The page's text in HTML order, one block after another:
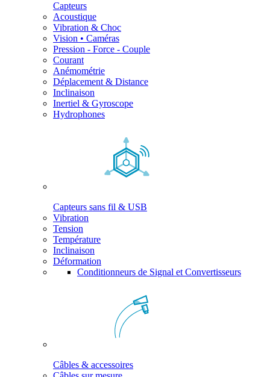
Capteurs
Acoustique
Vibration & Choc
Vision • Caméras
Pression - Force - Couple
Courant
Anémométrie
Déplacement & Distance
Inclinaison
Inertiel & Gyroscope
Hydrophones
Capteurs sans fil & USB
Vibration
Tension
Température
Inclinaison
Déformation
Conditionneurs de Signal et Convertisseurs
Câbles & accessoires